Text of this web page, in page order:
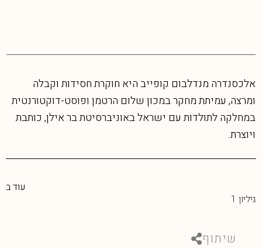
אלכסנדרה מנדלבום קופייב היא חוקרת חסידות וקבלה
ומרצה, עמיתת מחקר במכון שלום הרטמן ופוסט-דוקטורנטית
במחלקה לתולדות עם ישראל באוניברסיטת בר אילן, כותבת
ויוצרת.
עוד ב
גיליון 1
שיתוף